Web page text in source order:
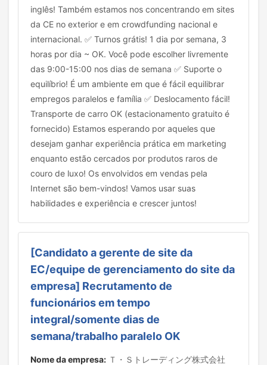
inglês! Também estamos nos concentrando em sites
da CE no exterior e em crowdfunding nacional e
internacional. ✅ Turnos grátis! 1 dia por semana, 3
horas por dia ~ OK. Você pode escolher livremente
das 9:00-15:00 nos dias de semana ✅ Suporte o
equilíbrio! É um ambiente em que é fácil equilibrar
empregos paralelos e família ✅ Deslocamento fácil!
Transporte de carro OK (estacionamento gratuito é
fornecido) Estamos esperando por aqueles que
desejam ganhar experiência prática em marketing
enquanto estão cercados por produtos raros de
couro de luxo! Os envolvidos em vendas pela
Internet são bem-vindos! Vamos usar suas
habilidades e experiência e crescer juntos!
[Candidato a gerente de site da
EC/equipe de gerenciamento do site da
empresa] Recrutamento de
funcionários em tempo
integral/somente dias de
semana/trabalho paralelo OK
Nome da empresa: Ｔ・Ｓトレーディング株式会社